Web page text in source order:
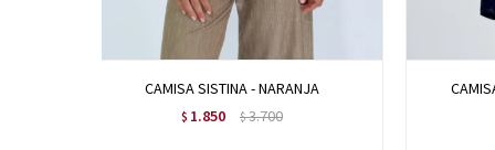
CAMISA SISTINA - NARANJA
$ 1.850 $3.700